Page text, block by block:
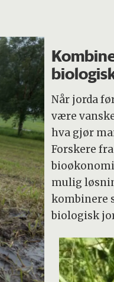
Når jorda
være
hva gjør
Forskere
bioøkonomi
mulig
kombinere
biologisk